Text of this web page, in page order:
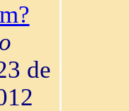
de